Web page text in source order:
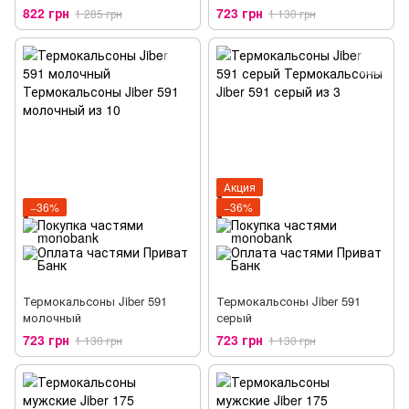
822 грн 1 285 грн 723 грн 1 130 грн
−36%
Термокальсоны Jiber 591
молочный
723 грн 1 130 грн
Акция
−36%
Термокальсоны Jiber 591
серый
723 грн 1 130 грн